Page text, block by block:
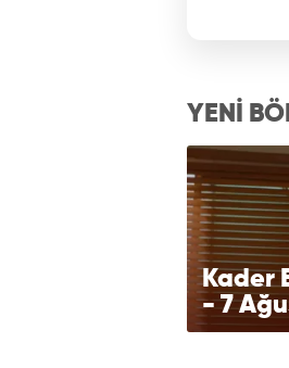
YENİ
Kader
- 7